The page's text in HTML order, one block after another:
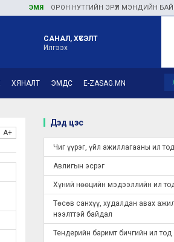
ЭМЯОРОН НУТГИЙН ЭРҮҮЛ МЭНДИЙН
САНАЛ, ХҮСЭЛТ
Илгээх
ХЯНАЛТ ЭМДС E-ZASAG.MN
A+
Дэд цэс
Чиг үүрэг, үйл ажиллагааны ил
Авлигын эсрэг
Хүний нөөцийн мэдээллийн ил
Төсөв санхүү, худалдан авах
нээлттэй байдал
Тендерийн баримт бичгийн ил тод